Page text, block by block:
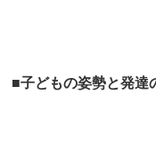
■子どもの姿勢と発達